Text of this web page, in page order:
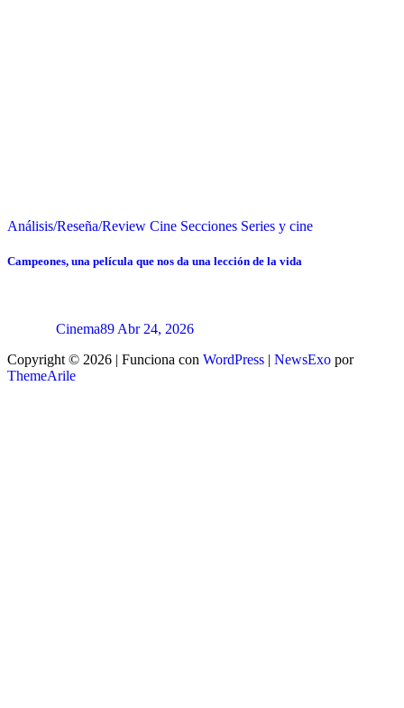
Análisis/Reseña/Review Cine Secciones Series y cine
Campeones, una película que nos da una lección de la vida
Cinema89 Abr 24, 2026
Copyright © 2026 | Funciona con WordPress | NewsExo por
ThemeArile